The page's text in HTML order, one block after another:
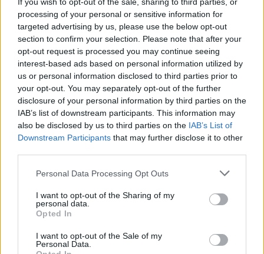
processing of your personal or sensitive information for
targeted advertising by us, please use the below opt-out
section to confirm your selection. Please note that after your
opt-out request is processed you may continue seeing
interest-based ads based on personal information utilized by
us or personal information disclosed to third parties prior to
your opt-out. You may separately opt-out of the further
disclosure of your personal information by third parties on the
IAB’s list of downstream participants. This information may
also be disclosed by us to third parties on the IAB’s List of
Downstream Participants that may further disclose it to other
Please note that this website/app uses one or more Google
not limited to your visit or usage behaviour. You may click to
grant or deny consent to Google and its third-party tags to
use your data for below specified purposes in below Google
consent section.
Personal Data Processing Opt Outs
I want to opt-out of the Sharing of my
personal data.
Opted In
I want to opt-out of the Sale of my
Personal Data.
közölte az Állami Egészségügyi Ellátó Központ (ÁEEK) pénteken
az MTI-vel.
Innovatív képzéseket indítanak a szakképzési
centrumok 9 milliárd forint uniós támogatással
2020.05.29
Gazdaság